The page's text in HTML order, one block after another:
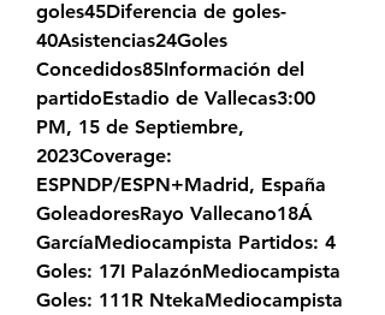
goles45Diferencia de goles-
40Asistencias24Goles
Concedidos85Información del
partidoEstadio de Vallecas3:00
PM, 15 de Septiembre,
2023Coverage:
ESPNDP/ESPN+Madrid, España
GoleadoresRayo Vallecano18Á
GarcíaMediocampista Partidos: 4
Goles: 17I PalazónMediocampista
Goles: 111R NtekaMediocampista